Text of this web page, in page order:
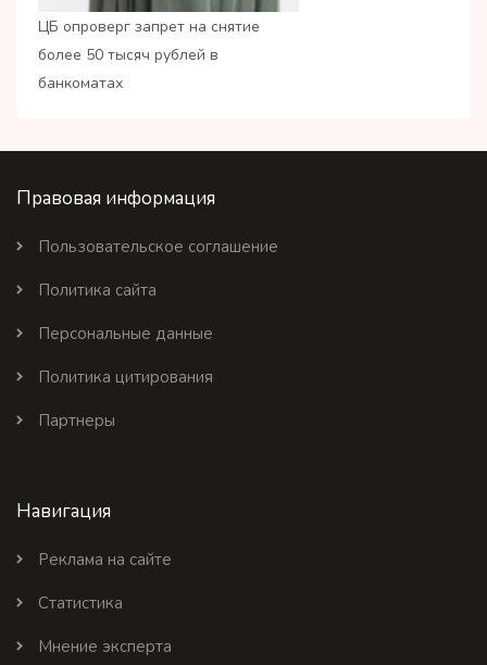
ЦБ опроверг запрет на снятие
более 50 тысяч рублей в
банкоматах
Правовая информация
Пользовательское соглашение
Политика сайта
Персональные данные
Политика цитирования
Партнеры
Навигация
Реклама на сайте
Статистика
Мнение эксперта